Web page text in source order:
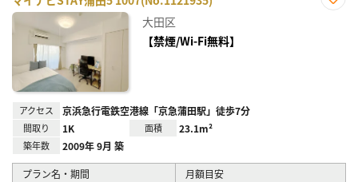
大田区
【禁煙/Wi-Fi無料】
アクセス 京浜急行電鉄空港線「京急蒲田駅」徒歩7分
間取り 1K 面積 23.1m²
築年数 2009年 9月 築
プラン名・期間
月額目安